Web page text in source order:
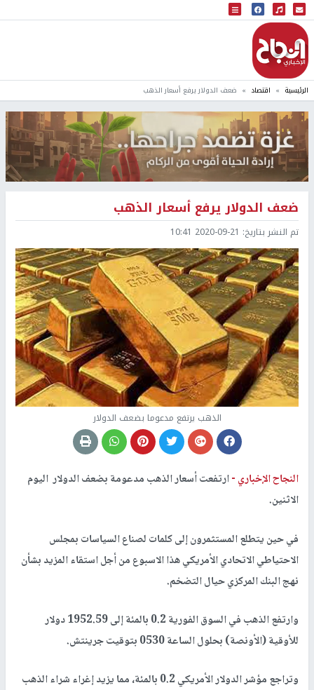
البث المباشر
إذاعة النجاح
الرئيسية اقتصاد ضعف الدولار يرفع أسعار الذهب
ضعف الدولار يرفع أسعار الذهب
تم النشر بتاريخ: 2020-09-21 10:41
الذهب يرتفع مدعوما بضعف الدولار
النجاح الإخباري -ارتفعت أسعار الذهب مدعومة بضعف الدولار اليوم
الاثنين.
في حين يتطلع المستثمرون إلى كلمات لصناع السياسات بمجلس
الاحتياطي الاتحادي الأمريكي هذا الاسبوع من أجل استقاء المزيد بشأن
نهج البنك المركزي حيال التضخم.
وارتفع الذهب في السوق الفورية 0.2 بالمئة إلى 1952.59 دولار
للأوقية (الأونصة) بحلول الساعة 0530 بتوقيت جرينتش.
وتراجع مؤشر الدولار الأمريكي 0.2 بالمئة، مما يزيد إغراء شراء الذهب